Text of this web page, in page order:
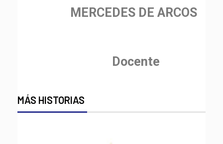
MERCEDES DE ARCOS
Docente
MÁS HISTORIAS